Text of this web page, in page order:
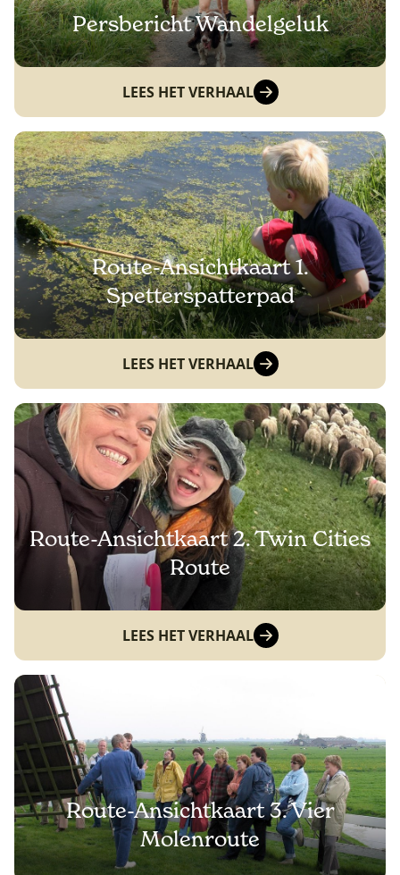
Persbericht Wandelgeluk
LEES HET VERHAAL
Route-Ansichtkaart 1.
Spetterspatterpad
LEES HET VERHAAL
Route-Ansichtkaart 2. Twin Cities
Route
LEES HET VERHAAL
Route-Ansichtkaart 3. Vier
Molenroute